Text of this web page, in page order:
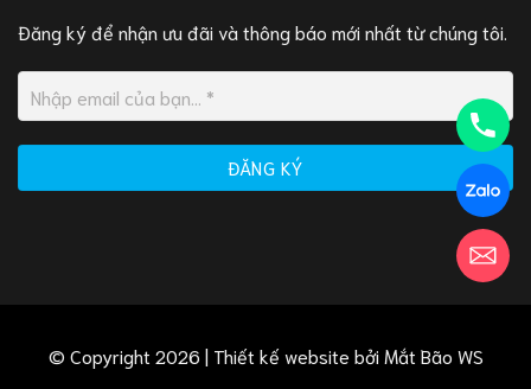
Đăng ký để nhận ưu đãi và thông báo mới nhất từ chúng tôi.
© Copyright 2026 | Thiết kế website bởi Mắt Bão WS